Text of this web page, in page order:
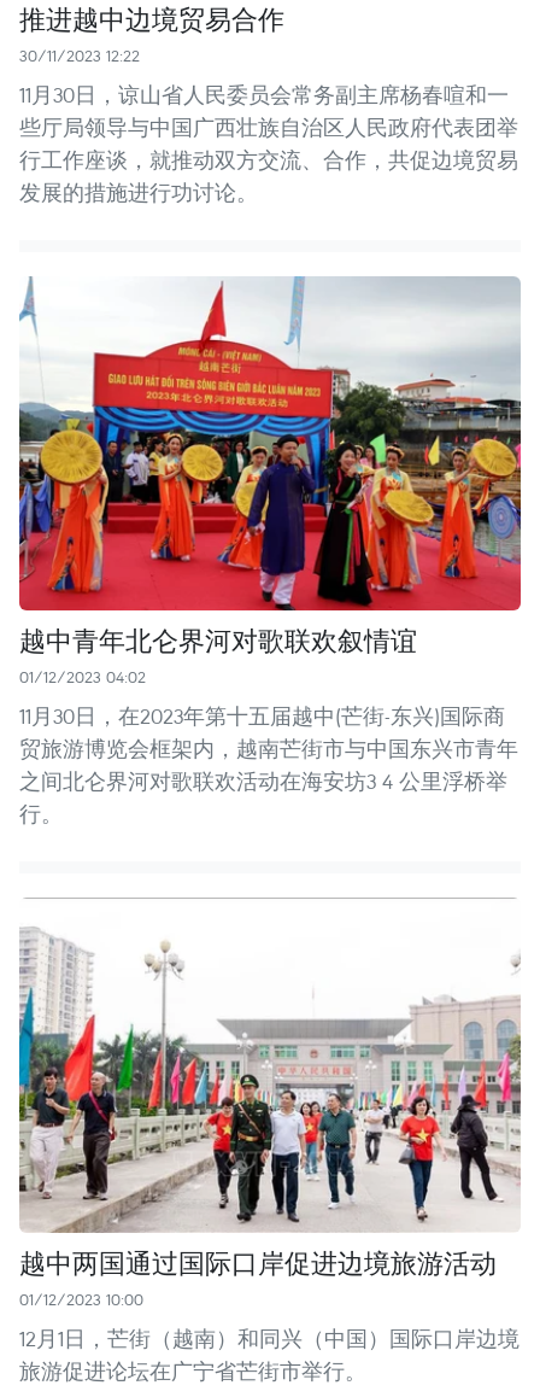
推进越中边境贸易合作
30/11/2023 12:22
11月30日，谅山省人民委员会常务副主席杨春喧和一
些厅局领导与中国广西壮族自治区人民政府代表团举
行工作座谈，就推动双方交流、合作，共促边境贸易
发展的措施进行功讨论。
越中青年北仑界河对歌联欢叙情谊
01/12/2023 04:02
11月30日，在2023年第十五届越中(芒街-东兴)国际商
贸旅游博览会框架内，越南芒街市与中国东兴市青年
之间北仑界河对歌联欢活动在海安坊3 4 公里浮桥举
行。
越中两国通过国际口岸促进边境旅游活动
01/12/2023 10:00
12月1日，芒街（越南）和同兴（中国）国际口岸边境
旅游促进论坛在广宁省芒街市举行。